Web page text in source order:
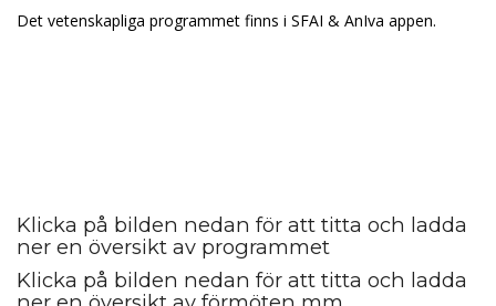
Det vetenskapliga programmet finns i SFAI & AnIva appen.
Klicka på bilden nedan för att titta och ladda
ner en översikt av programmet
Klicka på bilden nedan för att titta och ladda